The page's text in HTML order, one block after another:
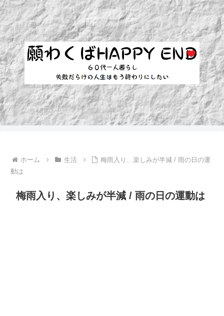
ホーム 生活
梅雨入り、楽しみが半減 / 雨の日の運
動は
梅雨入り、楽しみが半減 / 雨の日の運動は